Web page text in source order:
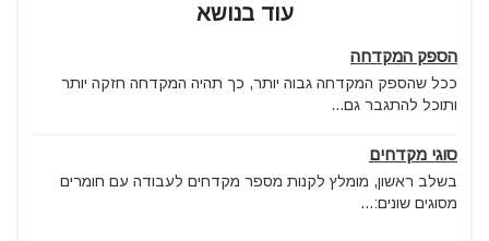
עוד בנושא
הספק המקדחה
ככל שהספק המקדחה גבוה יותר, כך תהיה המקדחה חזקה יותר
ותוכל להתגבר גם...
סוגי מקדחים
בשלב ראשון, מומלץ לקנות מספר מקדחים לעבודה עם חומרים
מסוגים שונים:...